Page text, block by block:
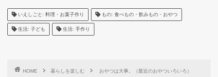
いえしごと: 料理・お菓子作り もの: 食べもの・飲みもの・おやつ
生活: 子ども 生活: 手作り
HOME 暮らしを楽しむ おやつは大事。（最近のおやついろいろ）